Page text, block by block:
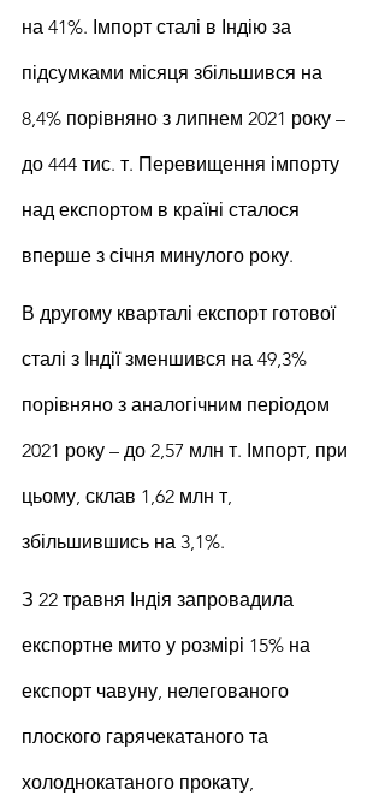
на 41%. Імпорт сталі в Індію за
підсумками місяця збільшився на
8,4% порівняно з липнем 2021 року –
до 444 тис. т. Перевищення імпорту
над експортом в країні сталося
вперше з січня минулого року.
В другому кварталі експорт готової
сталі з Індії зменшився на 49,3%
порівняно з аналогічним періодом
2021 року – до 2,57 млн т. Імпорт, при
цьому, склав 1,62 млн т,
збільшившись на 3,1%.
З 22 травня Індія запровадила
експортне мито у розмірі 15% на
експорт чавуну, нелегованого
плоского гарячекатаного та
холоднокатаного прокату,